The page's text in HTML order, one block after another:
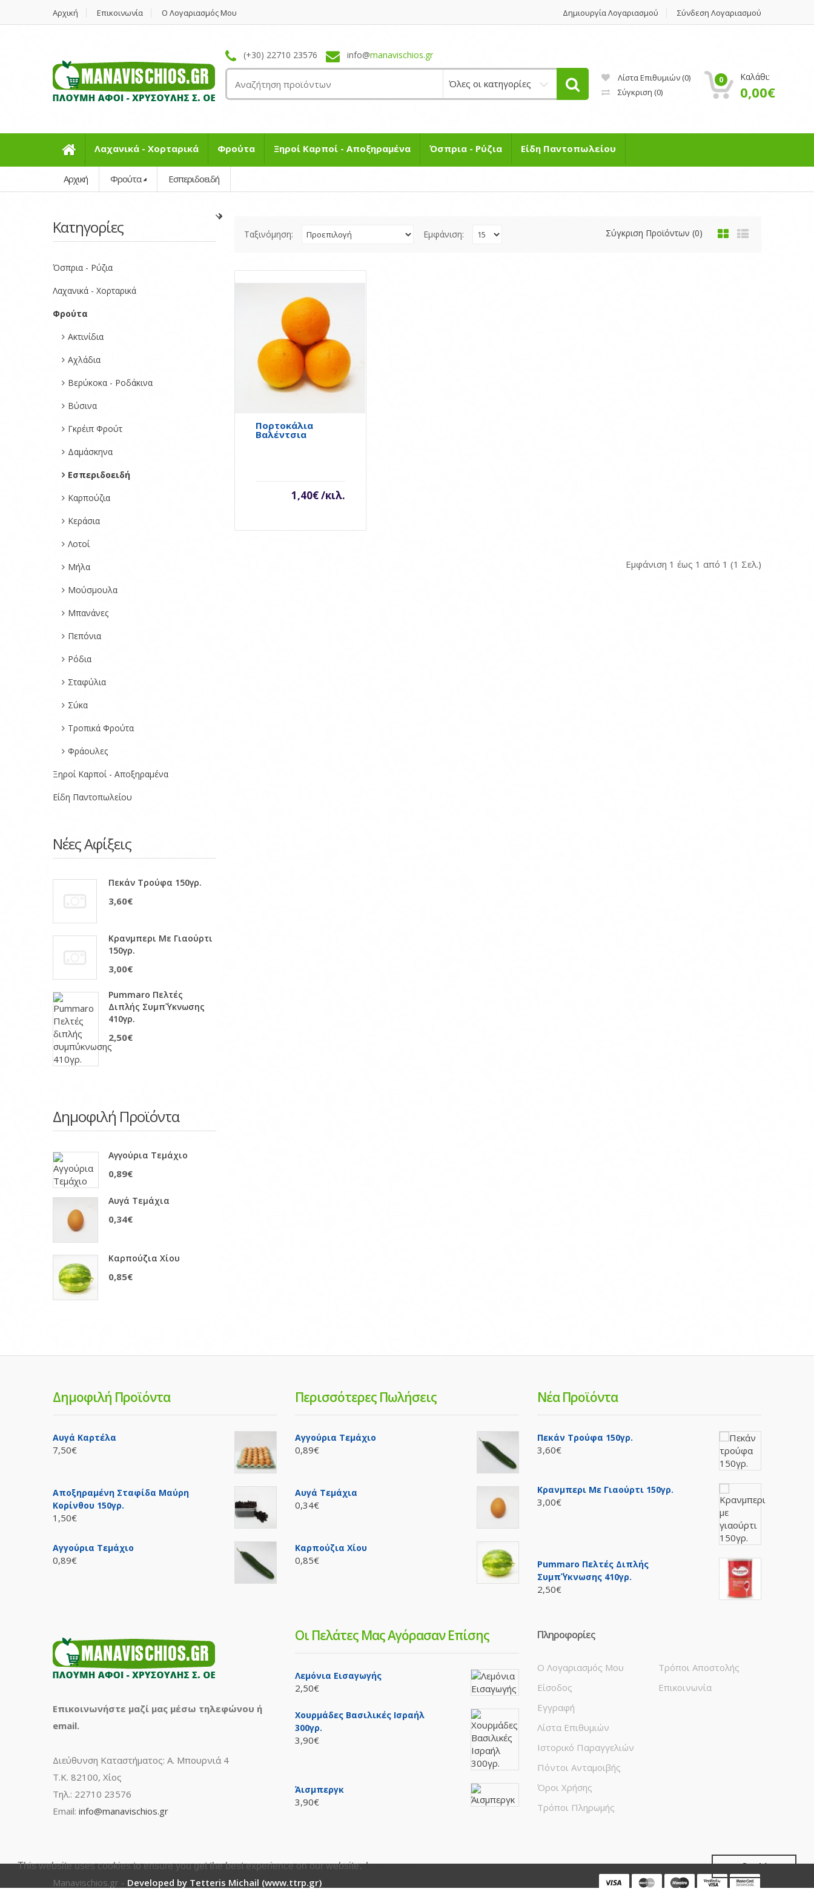
This website uses cookies to ensure you get the best experience on our website.Learn more Got it!
Αρχική Επικοινωνία Ο Λογαριασμός Μου Δημιουργία Λογαριασμού Σύνδεση Λογαριασμού
(+30) 22710 23576 info@manavischios.gr
Λίστα Επιθυμιών (0)
Σύγκριση (0)
0 Καλάθι:
0,00€
Λαχανικά - Χορταρικά Φρούτα Ξηροί Καρποί - Αποξηραμένα Όσπρια - Ρύζια Είδη Παντοπωλείου
Αρχική Φρούτα Εσπεριδοειδή
Κατηγορίες
Όσπρια - Ρύζια
Λαχανικά - Χορταρικά
Φρούτα
Ακτινίδια
Αχλάδια
Βερύκοκα - Ροδάκινα
Βύσινα
Γκρέιπ Φρούτ
Δαμάσκηνα
Εσπεριδοειδή
Καρπούζια
Κεράσια
Λοτοί
Μήλα
Μούσμουλα
Μπανάνες
Πεπόνια
Ρόδια
Σταφύλια
Σύκα
Τροπικά Φρούτα
Φράουλες
Ξηροί Καρποί - Αποξηραμένα
Είδη Παντοπωλείου
Νέες Αφίξεις
Πεκάν Τρούφα 150γρ.
3,60€
Κρανμπερι Με Γιαούρτι
150γρ.
3,00€
Pummaro Πελτές
Διπλής Συμπ΄ύκνωσης
410γρ.
2,50€
Δημοφιλή Προϊόντα
Αγγούρια Τεμάχιο
0,89€
Αυγά Τεμάχια
0,34€
Καρπούζια Χίου
0,85€
Σύγκριση Προϊόντων (0)
Ταξινόμηση: Εμφάνιση:
Πορτοκάλια
Βαλέντσια
1,40€ /κιλ.
Εμφάνιση 1 έως 1 από 1 (1 Σελ.)
Δημοφιλή Προϊόντα
Αυγά Καρτέλα
7,50€
Αποξηραμένη Σταφίδα Μαύρη
Κορίνθου 150γρ.
1,50€
Αγγούρια Τεμάχιο
0,89€
Περισσότερες Πωλήσεις
Αγγούρια Τεμάχιο
0,89€
Αυγά Τεμάχια
0,34€
Καρπούζια Χίου
0,85€
Νέα Προϊόντα
Πεκάν Τρούφα 150γρ.
3,60€
Κρανμπερι Με Γιαούρτι 150γρ.
3,00€
Pummaro Πελτές Διπλής
Συμπ΄ύκνωσης 410γρ.
2,50€
Επικοινωνήστε μαζί μας μέσω τηλεφώνου ή
email.
Διεύθυνση Καταστήματος: Α. Μπουρνιά 4
Τ.Κ. 82100, Χίος
Τηλ.: 22710 23576
Email: info@manavischios.gr
Οι Πελάτες Μας Αγόρασαν Επίσης
Λεμόνια Εισαγωγής
2,50€
Χουρμάδες Βασιλικές Ισραήλ
300γρ.
3,90€
Άισμπεργκ
3,90€
Πληροφορίες
Ο Λογαριασμός Μου
Είσοδος
Εγγραφή
Λίστα Επιθυμιών
Ιστορικό Παραγγελιών
Πόντοι Ανταμοιβής
Όροι Χρήσης
Τρόποι Πληρωμής
Τρόποι Αποστολής
Επικοινωνία
Manavischios.gr - Developed by Tetteris Michail (www.ttrp.gr)